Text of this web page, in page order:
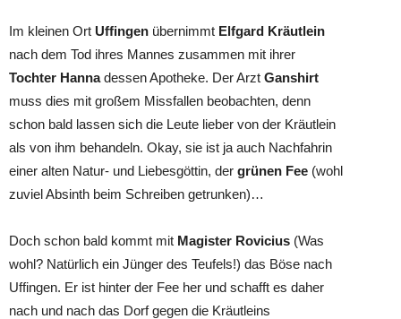
Im kleinen Ort Uffingen übernimmt Elfgard Kräutlein
nach dem Tod ihres Mannes zusammen mit ihrer
Tochter Hannadessen Apotheke. Der Arzt Ganshirt
muss dies mit großem Missfallen beobachten, denn
schon bald lassen sich die Leute lieber von der Kräutlein
als von ihm behandeln. Okay, sie ist ja auch Nachfahrin
einer alten Natur- und Liebesgöttin, der grünen Fee (wohl
zuviel Absinth beim Schreiben getrunken)…
Doch schon bald kommt mit Magister Rovicius (Was
wohl? Natürlich ein Jünger des Teufels!) das Böse nach
Uffingen. Er ist hinter der Fee her und schafft es daher
nach und nach das Dorf gegen die Kräutleins